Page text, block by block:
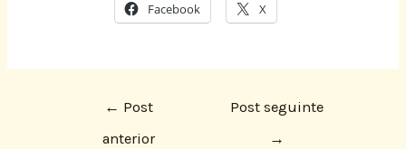
Facebook X
← Post
anterior
Post seguinte
→